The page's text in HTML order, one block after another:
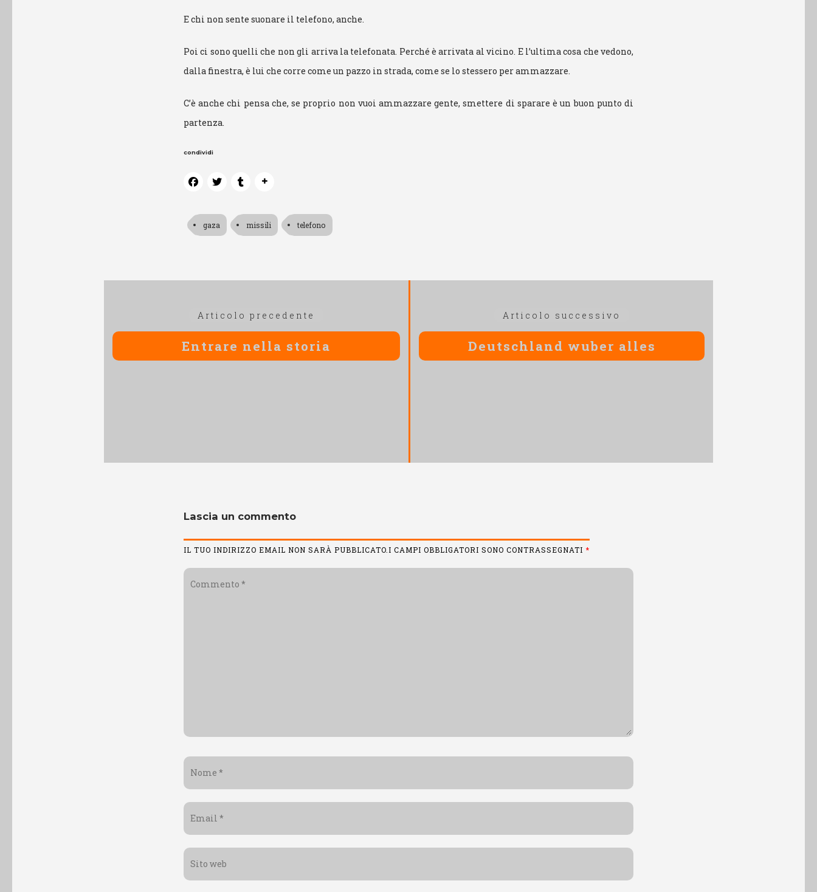
E chi non sente suonare il telefono, anche.
Poi ci sono quelli che non gli arriva la telefonata. Perché è arrivata al vicino. E l’ultima cosa che vedono,
dalla finestra, è lui che corre come un pazzo in strada, come se lo stessero per ammazzare.
C’è anche chi pensa che, se proprio non vuoi ammazzare gente, smettere di sparare è un buon punto di
partenza.
condividi
gaza missili telefono
Articolo precedente
precedente:
Entrare nella storia
Articolo successivo
successivo:
Deutschland wuber alles
Lascia un commento
IL TUO INDIRIZZO EMAIL NON SARÀ PUBBLICATO.I CAMPI OBBLIGATORI SONO CONTRASSEGNATI *
*
*
web